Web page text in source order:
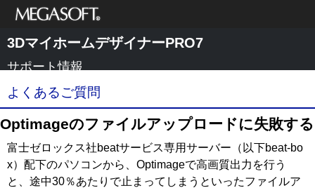
メガソフト株式
会社
3DマイホームデザイナーPRO7
サポート情報
よくあるご質問
Optimageのファイルアップロードに失敗する
富士ゼロックス社beatサービス専用サーバー（以下beat-bo
x）配下のパソコンから、Optimageで高画質出力を行う
と、途中30％あたりで止まってしまうといったファイルア